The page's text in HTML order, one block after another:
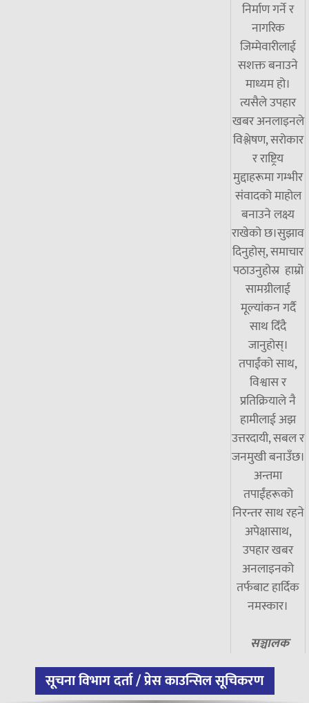
निर्माण गर्ने र
नागरिक
जिम्मेवारीलाई
सशक्त बनाउने
माध्यम हो।
त्यसैले उपहार
खबर अनलाइनले
विश्लेषण, सरोकार
र राष्ट्रिय
मुद्दाहरूमा गम्भीर
संवादको माहोल
बनाउने लक्ष्य
राखेको छ।सुझाव
दिनुहोस्, समाचार
पठाउनुहोस्र हाम्रो
सामग्रीलाई
मूल्यांकन गर्दै
साथ दिँदै
जानुहोस्।
तपाईंको साथ,
विश्वास र
प्रतिक्रियाले नै
हामीलाई अझ
उत्तरदायी, सबल र
जनमुखी बनाउँछ।
अन्तमा
तपाईंहरूको
निरन्तर साथ रहने
अपेक्षासाथ,
उपहार खबर
अनलाइनको
तर्फबाट हार्दिक
नमस्कार।
सञ्चालक
सूचना विभाग दर्ता / प्रेस काउन्सिल सूचिकरण